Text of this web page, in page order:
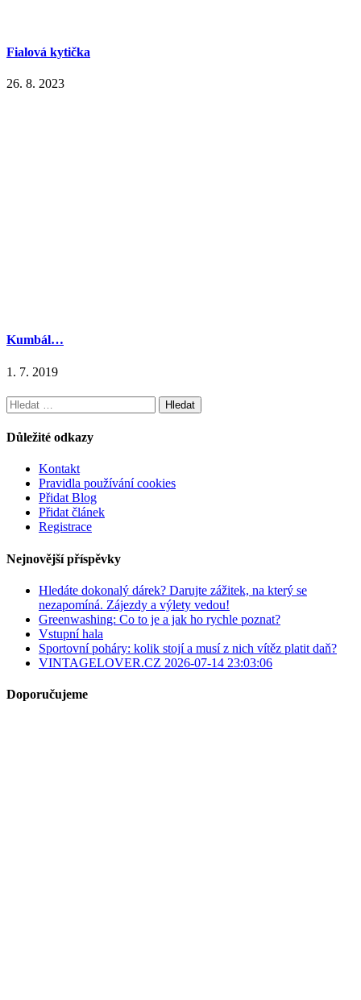
Fialová kytička
26. 8. 2023
Kumbál…
1. 7. 2019
Vyhledávání
Důležité odkazy
Kontakt
Pravidla používání cookies
Přidat Blog
Přidat článek
Registrace
Nejnovější příspěvky
Hledáte dokonalý dárek? Darujte zážitek, na který se
nezapomíná. Zájezdy a výlety vedou!
Greenwashing: Co to je a jak ho rychle poznat?
Vstupní hala
Sportovní poháry: kolik stojí a musí z nich vítěz platit daň?
VINTAGELOVER.CZ 2026-07-14 23:03:06
Doporučujeme